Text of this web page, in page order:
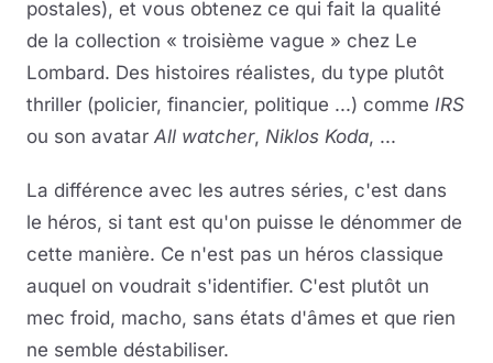
postales), et vous obtenez ce qui fait la qualité
de la collection « troisième vague » chez Le
Lombard. Des histoires réalistes, du type plutôt
thriller (policier, financier, politique ...) comme IRS
ou son avatar All watcher, Niklos Koda, ...
La différence avec les autres séries, c'est dans
le héros, si tant est qu'on puisse le dénommer de
cette manière. Ce n'est pas un héros classique
auquel on voudrait s'identifier. C'est plutôt un
mec froid, macho, sans états d'âmes et que rien
ne semble déstabiliser.